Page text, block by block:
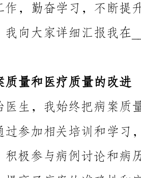
一、病案质量和医疗质量的改进